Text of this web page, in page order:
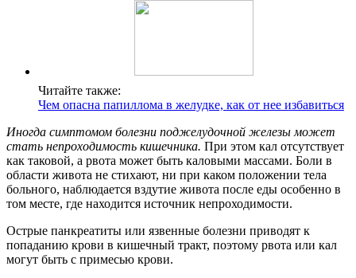
Читайте также:
Чем опасна папиллома в желудке, как от нее избавиться
Иногда симптомом болезни поджелудочной железы может
стать непроходимость кишечника. При этом кал отсутствует
как таковой, а рвота может быть каловыми массами. Боли в
области живота не стихают, ни при каком положении тела
больного, наблюдается вздутие живота после еды особенно в
том месте, где находится источник непроходимости.
Острые панкреатиты или язвенные болезни приводят к
попаданию крови в кишечный тракт, поэтому рвота или кал
могут быть с примесью крови.